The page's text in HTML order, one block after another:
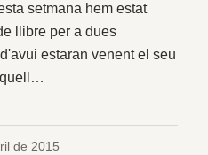
setmana hem estat
llibre per a dues
estaran venent el seu
de 2015